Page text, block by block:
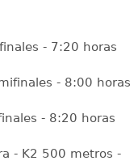
- 7:20 horas
- 8:00 horas
- 8:20 horas
- K2 500 metros -